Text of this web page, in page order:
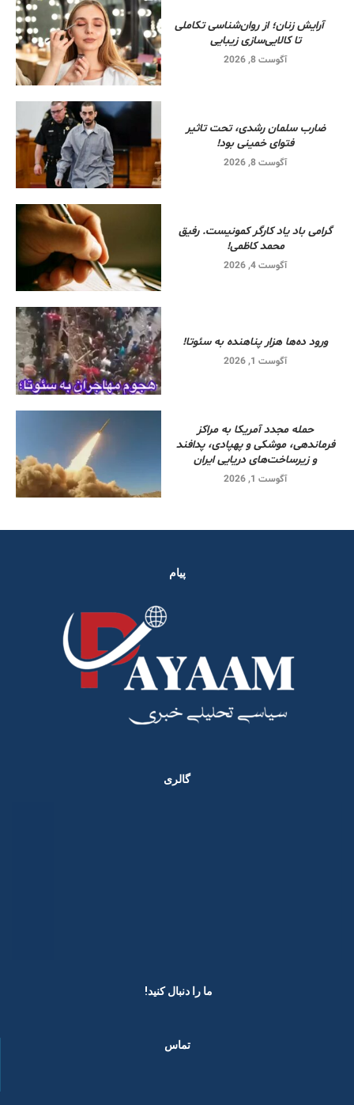
آرایش زنان؛ از روان‌شناسی تکاملی
تا کالایی‌سازی زیبایی
آگوست 8, 2026
ضارب سلمان رشدی، تحت تاثیر
فتوای خمینی بود!
آگوست 8, 2026
گرامی باد یاد کارگر کمونیست. رفیق
محمد کاظمی!
آگوست 4, 2026
ورود ده‌ها هزار پناهنده به سئوتا!
آگوست 1, 2026
حمله مجدد آمریکا به مراکز
فرماندهی، موشکی و پهپادی، پدافند
و زیرساخت‌های دریایی ایران
آگوست 1, 2026
پیام
گالری
ما را دنبال کنید! ​
تماس